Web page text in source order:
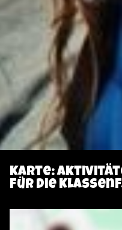
Karte:
für die